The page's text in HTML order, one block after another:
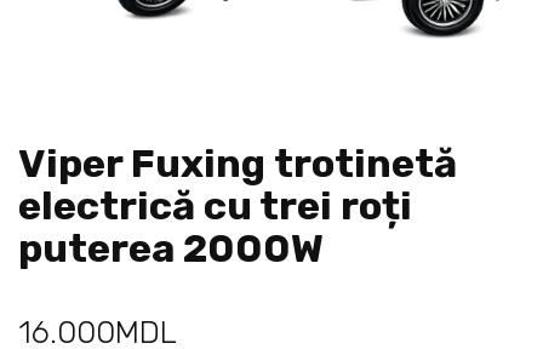
Viper Fuxing trotinetă
electrică cu trei roți
puterea 2000W
16.000MDL